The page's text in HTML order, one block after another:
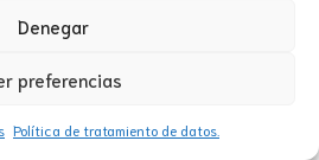
Denegar
preferencias
Política de tratamiento de datos.